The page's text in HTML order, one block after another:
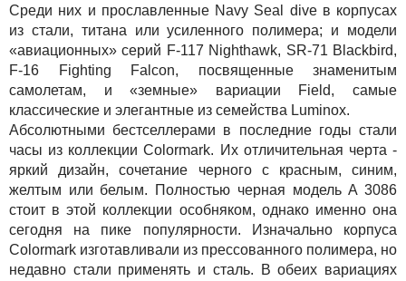
Среди них и прославленные Navy Seal dive в корпусах
из стали, титана или усиленного полимера; и модели
«авиационных» серий F-117 Nighthawk, SR-71 Blackbird,
F-16 Fighting Falcon, посвященные знаменитым
самолетам, и «земные» вариации Field, самые
классические и элегантные из семейства Luminox.
Абсолютными бестселлерами в последние годы стали
часы из коллекции Colormark. Их отличительная черта -
яркий дизайн, сочетание черного с красным, синим,
желтым или белым. Полностью черная модель A 3086
стоит в этой коллекции особняком, однако именно она
сегодня на пике популярности. Изначально корпуса
Colormark изготавливали из прессованного полимера, но
недавно стали применять и сталь. В обеих вариациях